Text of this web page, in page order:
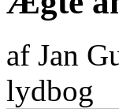
af Jan
lydbog